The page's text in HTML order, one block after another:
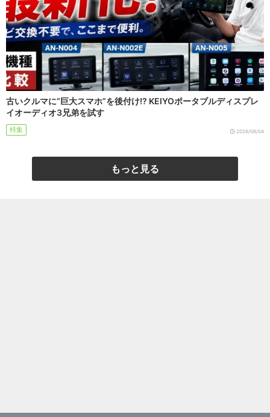
古いクルマに“巨大スマホ”を後付け!? KEIYOポータブルディスプレ
イオーディオ3兄弟を試す
特集 2026/08/04
もっと見る